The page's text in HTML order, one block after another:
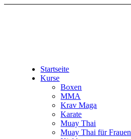
Startseite
Kurse
Boxen
MMA
Krav Maga
Karate
Muay Thai
Muay Thai für Frauen